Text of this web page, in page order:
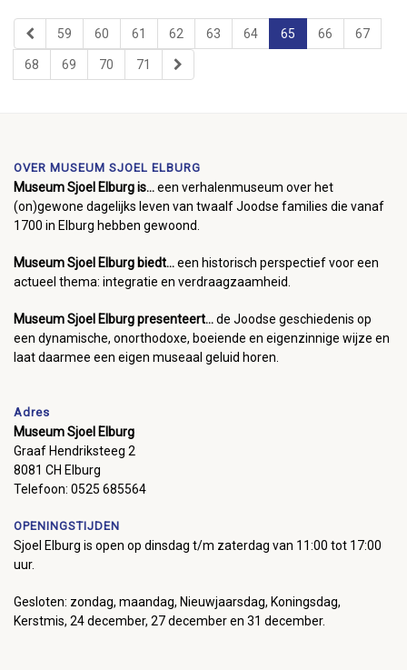
59 60 61 62 63 64 65 66 67
68 69 70 71
OVER MUSEUM SJOEL ELBURG
Museum Sjoel Elburg is...een verhalenmuseum over het
(on)gewone dagelijks leven van twaalf Joodse families die vanaf
1700 in Elburg hebben gewoond.
Museum Sjoel Elburg biedt...een historisch perspectief voor een
actueel thema: integratie en verdraagzaamheid.
Museum Sjoel Elburg presenteert...de Joodse geschiedenis op
een dynamische, onorthodoxe, boeiende en eigenzinnige wijze en
laat daarmee een eigen museaal geluid horen.
Adres
Museum Sjoel Elburg
Graaf Hendriksteeg 2
8081 CH Elburg
Telefoon: 0525 685564
OPENINGSTIJDEN
Sjoel Elburg is open op dinsdag t/m zaterdag van 11:00 tot 17:00
uur.
Gesloten: zondag, maandag, Nieuwjaarsdag, Koningsdag,
Kerstmis, 24 december, 27 december en 31 december.